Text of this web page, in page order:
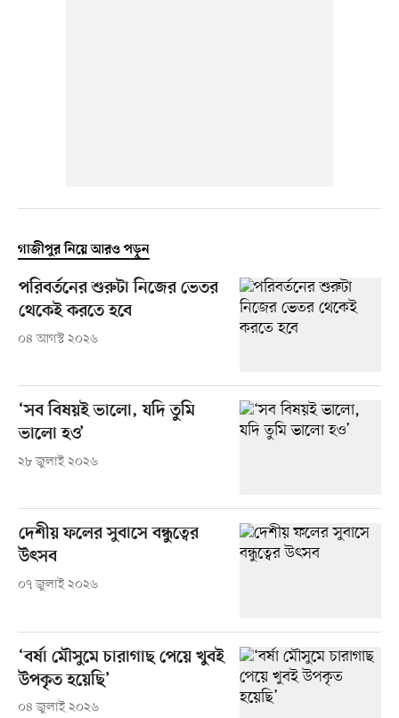
গাজীপুর নিয়ে আরও পড়ুন
পরিবর্তনের শুরুটা নিজের ভেতর
থেকেই করতে হবে
০৪ আগস্ট ২০২৬
‘সব বিষয়ই ভালো, যদি তুমি
ভালো হও’
২৮ জুলাই ২০২৬
দেশীয় ফলের সুবাসে বন্ধুত্বের
উৎসব
০৭ জুলাই ২০২৬
‘বর্ষা মৌসুমে চারাগাছ পেয়ে খুবই
উপকৃত হয়েছি’
০৪ জুলাই ২০২৬